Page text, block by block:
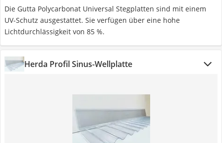
Die Gutta Polycarbonat Universal Stegplatten sind mit einem
UV-Schutz ausgestattet. Sie verfügen über eine hohe
Lichtdurchlässigkeit von 85 %.
Herda Profil Sinus-Wellplatte